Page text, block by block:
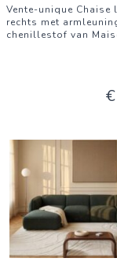
Vente-unique Chaise
rechts met
chenillestof van